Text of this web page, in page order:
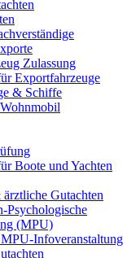
Zulassung
Exportfahrzeuge
& Schiffe
Boote und Yachten
Gutachten
Psychologische
(MPU)
Infoveranstaltung